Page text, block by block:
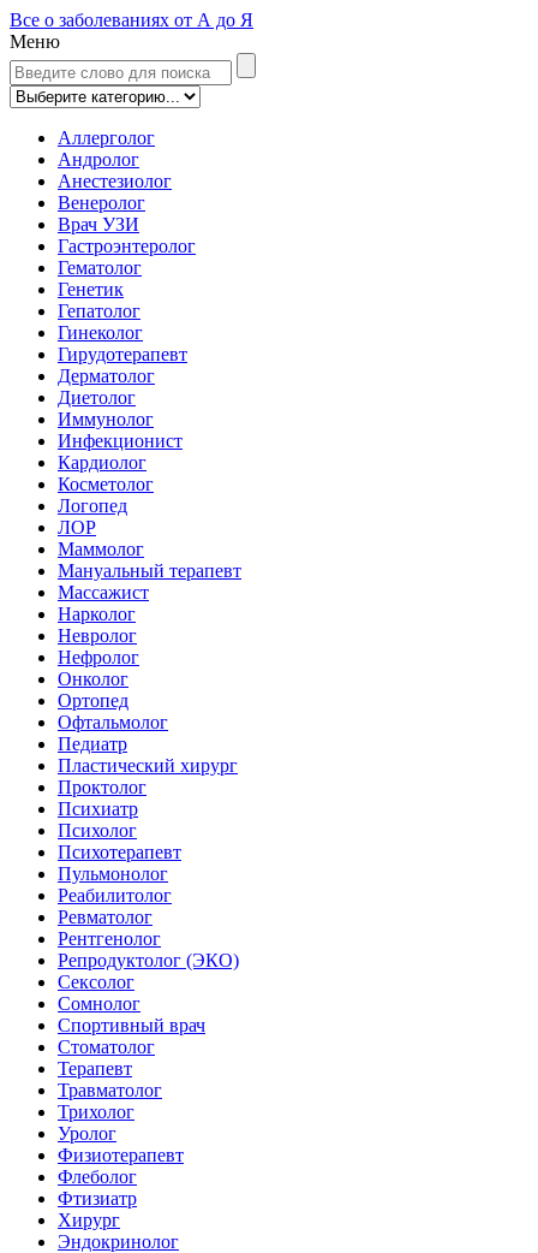
Все о заболеваниях от А до Я
Меню
Аллерголог
Андролог
Анестезиолог
Венеролог
Врач УЗИ
Гастроэнтеролог
Гематолог
Генетик
Гепатолог
Гинеколог
Гирудотерапевт
Дерматолог
Диетолог
Иммунолог
Инфекционист
Кардиолог
Косметолог
Логопед
ЛОР
Маммолог
Мануальный терапевт
Массажист
Нарколог
Невролог
Нефролог
Онколог
Ортопед
Офтальмолог
Педиатр
Пластический хирург
Проктолог
Психиатр
Психолог
Психотерапевт
Пульмонолог
Реабилитолог
Ревматолог
Рентгенолог
Репродуктолог (ЭКО)
Сексолог
Сомнолог
Спортивный врач
Стоматолог
Терапевт
Травматолог
Трихолог
Уролог
Физиотерапевт
Флеболог
Фтизиатр
Хирург
Эндокринолог